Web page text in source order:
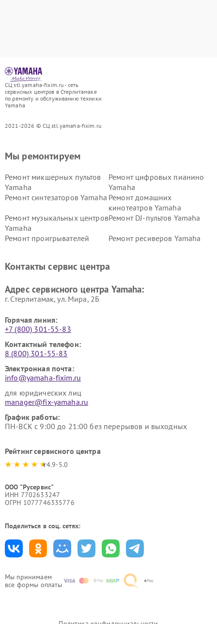
СЦ stl.yamaha-fixim.ru - сеть
сервисных центров в Стерлитамаке
по ремонту и обслуживанию техники
Yamaha
2021-2026 © СЦ stl.yamaha-fixim.ru
Мы принимаем
все формы оплаты
Мы ремонтируем
Ремонт микшерных пультов
Yamaha
Ремонт цифровых пианино
Yamaha
Ремонт синтезаторов Yamaha Ремонт домашних
кинотеатров Yamaha
Ремонт музыкальных центров
Yamaha
Ремонт DJ-пультов Yamaha
Ремонт проигрывателей
Ремонт ресиверов Yamaha
Yamaha
Yamaha
Контакты сервис центра
Адрес сервисного центра Yamaha:
г. Стерлитамак, ул. Мира, 2Б
Горячая линия:
+7 (800) 301-55-83
Контактный телефон:
8 (800) 301-55-83
Электронная почта:
info@yamaha-fixim.ru
для юридических лиц
manager@fix-yamaha.ru
График работы:
ПН-ВСК с 9:00 до 21:00 без перерывов и выходных
Рейтинг сервисного центра
4.9-5.0
ООО "Русервис"
ИНН 7702633247
ОГРН 1077746335776
Поделиться в соц. сетях: